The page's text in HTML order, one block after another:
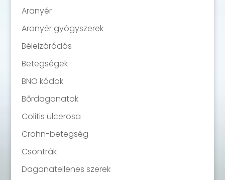
Aranyér
Aranyér gyógyszerek
Bélelzáródás
Betegségek
BNO kódok
Bőrdaganatok
Colitis ulcerosa
Crohn-betegség
Csontrák
Daganatellenes szerek